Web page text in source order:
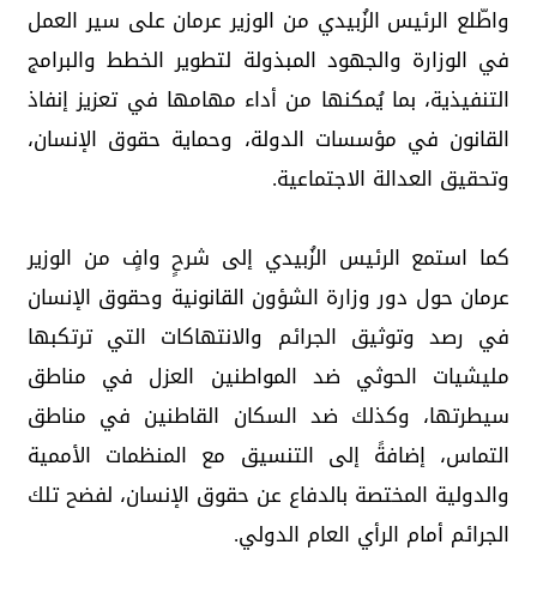
واطّلع الرئيس الزُبيدي من الوزير عرمان على سير العمل
في الوزارة والجهود المبذولة لتطوير الخطط والبرامج
التنفيذية، بما يُمكنها من أداء مهامها في تعزيز إنفاذ
القانون في مؤسسات الدولة، وحماية حقوق الإنسان،
وتحقيق العدالة الاجتماعية.
كما استمع الرئيس الزُبيدي إلى شرحٍ وافٍ من الوزير
عرمان حول دور وزارة الشؤون القانونية وحقوق الإنسان
في رصد وتوثيق الجرائم والانتهاكات التي ترتكبها
مليشيات الحوثي ضد المواطنين العزل في مناطق
سيطرتها، وكذلك ضد السكان القاطنين في مناطق
التماس، إضافةً إلى التنسيق مع المنظمات الأممية
والدولية المختصة بالدفاع عن حقوق الإنسان، لفضح تلك
الجرائم أمام الرأي العام الدولي.